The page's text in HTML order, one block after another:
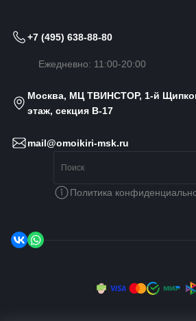
+7 (495) 638-88-80
Ежедневно: 11:00-20:00
Москва, МЦ ТВИНСТОР, 1-й
этаж, секция B-17
mail@omoikiri-msk.ru
Политика